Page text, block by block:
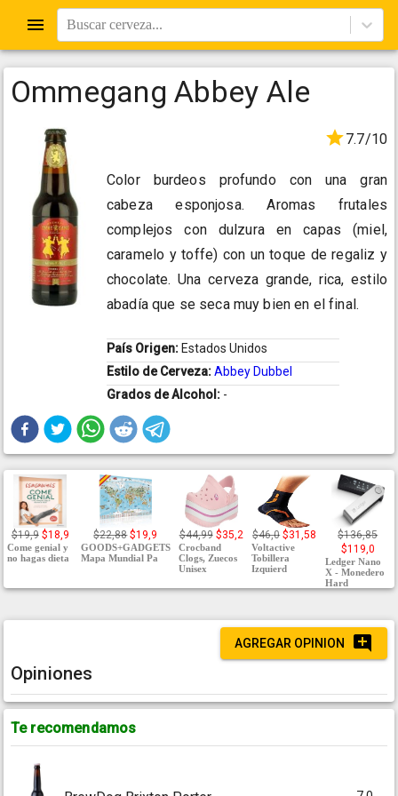
Buscar cerveza...
Ommegang Abbey Ale
7.7/10
Color burdeos profundo con una gran
cabeza esponjosa. Aromas frutales
complejos con dulzura en capas (miel,
caramelo y toffe) con un toque de regaliz y
chocolate. Una cerveza grande, rica, estilo
abadía que se seca muy bien en el final.
País Origen: Estados Unidos
Estilo de Cerveza:Abbey Dubbel
Grados de Alcohol: -
$19,9 $18,9
Come genial y
no hagas dieta
$22,88 $19,9
GOODS+GADGETS
Mapa Mundial Pa
$44,99 $35,2
Crocband
Clogs, Zuecos
Unisex
$46,0 $31,58
Voltactive
Tobillera
Izquierd
$136,85
$119,0
Ledger Nano
X - Monedero
Hard
AGREGAR OPINION
Opiniones
Te recomendamos